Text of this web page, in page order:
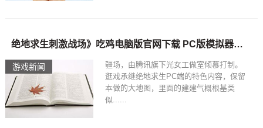
游戏新闻
绝地求生刺激战场》吃鸡电脑版官网下载 PC版模拟器手游地址_
疆场，由腾讯旗下光女工做室倾慕打制。
逛戏承继绝地求生PC端的特色内容，保留
本做的大地图，里面的建建气概根基类
似......